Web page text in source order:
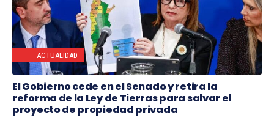
ACTUALIDAD
El Gobierno cede en el Senado y retira la
reforma de la Ley de Tierras para salvar el
proyecto de propiedad privada